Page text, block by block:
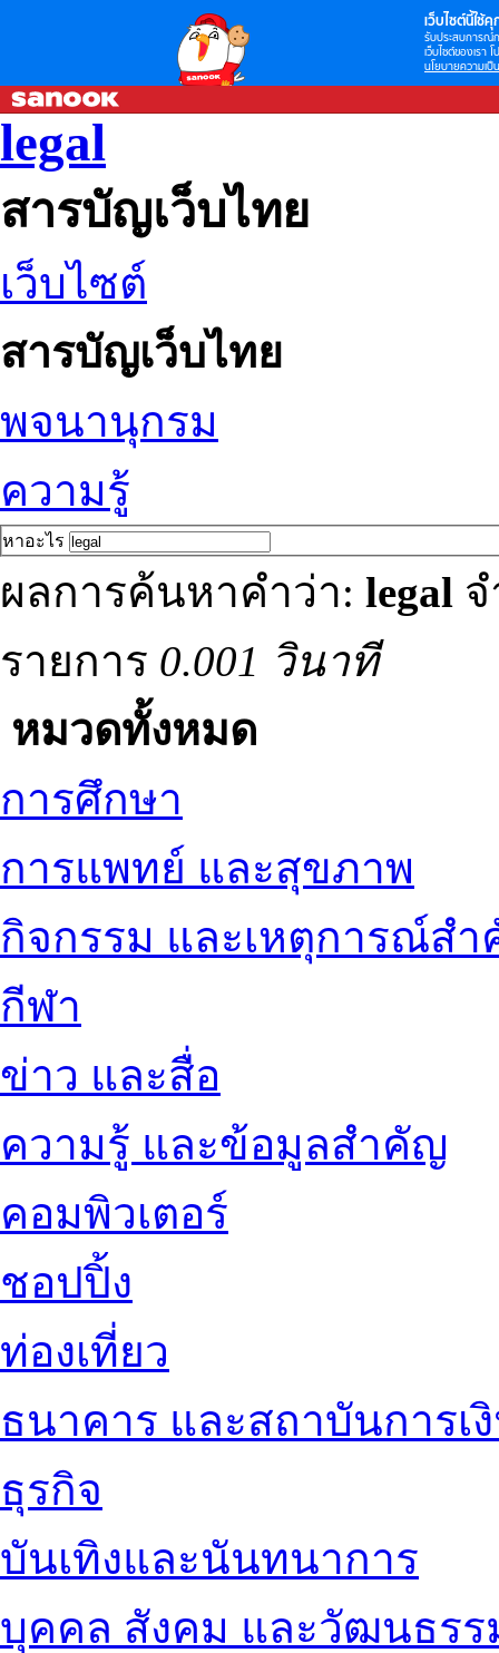
เว็บไซต์นี้ใช้คุ
รับประสบการณ์
เว็บไซต์ของเรา
นโยบายความเป็
legal
สารบัญเว็บไทย
เว็บไซต์
สารบัญเว็บไทย
พจนานุกรม
ความรู้
หาอะไร
ผลการค้นหาคำว่า: legal
รายการ 0.001 วินาที
หมวดทั้งหมด
การศึกษา
การแพทย์ และสุขภาพ
กิจกรรม และเหตุการณ์ส
กีฬา
ข่าว และสื่อ
ความรู้ และข้อมูลสำคัญ
คอมพิวเตอร์
ชอปปิ้ง
ท่องเที่ยว
ธนาคาร และสถาบันการเ
ธุรกิจ
บันเทิงและนันทนาการ
บุคคล สังคม และวัฒนธรร